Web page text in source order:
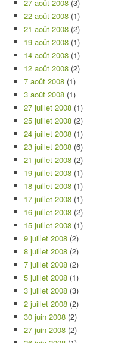
27 août 2008 (3)
22 août 2008 (1)
21 août 2008 (2)
19 août 2008 (1)
14 août 2008 (1)
12 août 2008 (2)
7 août 2008 (1)
3 août 2008 (1)
27 juillet 2008 (1)
25 juillet 2008 (2)
24 juillet 2008 (1)
23 juillet 2008 (6)
21 juillet 2008 (2)
19 juillet 2008 (1)
18 juillet 2008 (1)
17 juillet 2008 (1)
16 juillet 2008 (2)
15 juillet 2008 (1)
9 juillet 2008 (2)
8 juillet 2008 (2)
7 juillet 2008 (2)
5 juillet 2008 (1)
3 juillet 2008 (3)
2 juillet 2008 (2)
30 juin 2008 (2)
27 juin 2008 (2)